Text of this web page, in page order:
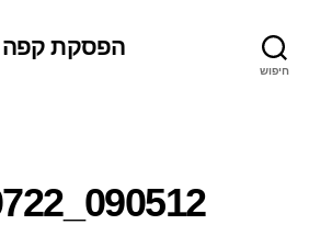
חיפוש
הפסקת קפה
090512_0722_55